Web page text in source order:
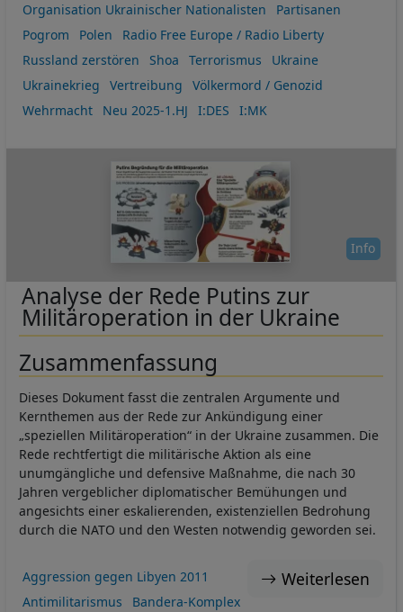
Organisation Ukrainischer Nationalisten
Partisanen
Pogrom
Polen
Radio Free Europe / Radio Liberty
Russland zerstören
Shoa Terrorismus
Ukraine
Ukrainekrieg
Vertreibung
Völkermord / Genozid
Wehrmacht
Neu 2025-1.HJ I:DES I:MK
Info
Analyse der Rede Putins zur
Militäroperation in der Ukraine
Zusammenfassung
Dieses Dokument fasst die zentralen Argumente und
Kernthemen aus der Rede zur Ankündigung einer
„speziellen Militäroperation“ in der Ukraine zusammen. Die
Rede rechtfertigt die militärische Aktion als eine
unumgängliche und defensive Maßnahme, die nach 30
Jahren vergeblicher diplomatischer Bemühungen und
angesichts einer eskalierenden, existenziellen Bedrohung
durch die NATO und den Westen notwendig geworden sei.
Weiterlesen
Aggression gegen Libyen 2011
Antimilitarismus
Bandera-Komplex